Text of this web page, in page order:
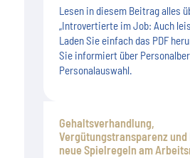
Lesen in diesem Beitrag alles
„Introvertierte im Job: Auch
Laden Sie einfach das PDF
Sie informiert über
Personalauswahl.
Gehaltsverhandlung,
Vergütungstransparenz und
neue Spielregeln am